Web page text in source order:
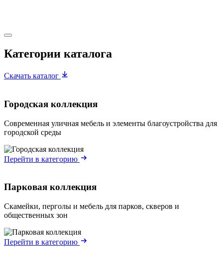
Категории каталога
Скачать каталог
Городская коллекция
Современная уличная мебель и элементы благоустройства для
городской среды
Перейти в категорию
Парковая коллекция
Скамейки, перголы и мебель для парков, скверов и
общественных зон
Перейти в категорию